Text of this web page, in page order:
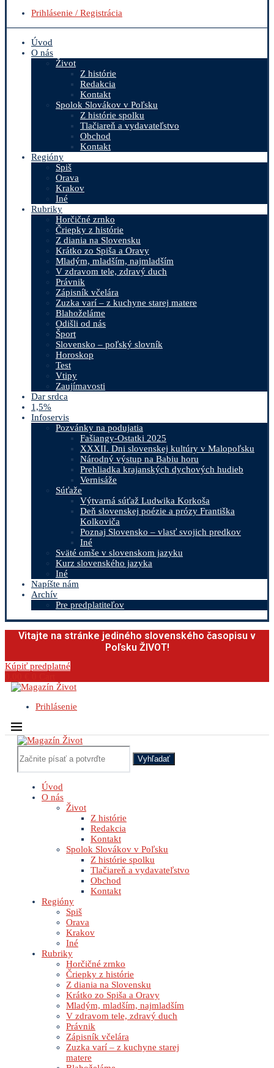
Prihlásenie / Registrácia
Úvod
O nás
Život
Z histórie
Redakcia
Kontakt
Spolok Slovákov v Poľsku
Z histórie spolku
Tlačiareň a vydavateľstvo
Obchod
Kontakt
Regióny
Spiš
Orava
Krakov
Iné
Rubriky
Horčičné zrnko
Čriepky z histórie
Z diania na Slovensku
Krátko zo Spiša a Oravy
Mladým, mladším, najmladším
V zdravom tele, zdravý duch
Právnik
Zápisník včelára
Zuzka varí – z kuchyne starej matere
Blahoželáme
Odišli od nás
Šport
Slovensko – poľský slovník
Horoskop
Test
Vtipy
Zaujímavosti
Dar srdca
1,5%
Infoservis
Pozvánky na podujatia
Fašiangy-Ostatki 2025
XXXII. Dni slovenskej kultúry v Malopoľsku
Národný výstup na Babiu horu
Prehliadka krajanských dychových hudieb
Vernisáže
Súťaže
Výtvarná súťaž Ludwika Korkoša
Deň slovenskej poézie a prózy Františka
Kolkoviča
Poznaj Slovensko – vlasť svojich predkov
Iné
Sväté omše v slovenskom jazyku
Kurz slovenského jazyka
Iné
Napíšte nám
Archív
Pre predplatiteľov
Vitajte na stránke jediného slovenského časopisu v
Poľsku ŽIVOT!
Kúpiť predplatné
Prihlásenie
Vyhľadať
Úvod
O nás
Život
Z histórie
Redakcia
Kontakt
Spolok Slovákov v Poľsku
Z histórie spolku
Tlačiareň a vydavateľstvo
Obchod
Kontakt
Regióny
Spiš
Orava
Krakov
Iné
Rubriky
Horčičné zrnko
Čriepky z histórie
Z diania na Slovensku
Krátko zo Spiša a Oravy
Mladým, mladším, najmladším
V zdravom tele, zdravý duch
Právnik
Zápisník včelára
Zuzka varí – z kuchyne starej
matere